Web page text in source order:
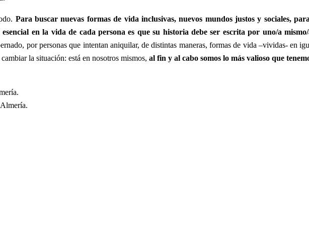
Para buscar nuevas formas de vida inclusivas, nuevos mundos justos y sociales,
en la vida de cada persona es que su historia debe ser escrita por uno/a
por personas que intentan aniquilar, de distintas maneras, formas de vida –vividas- en
la situación: está en nosotros mismos, al fin y al cabo somos lo más valioso que